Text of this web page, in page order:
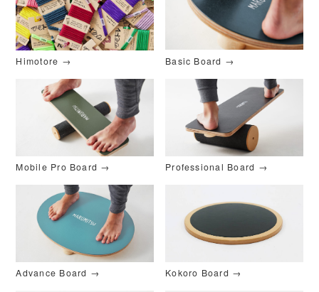
Himotore → Basic Board →
Mobile Pro Board → Professional Board →
Advance Board → Kokoro Board →